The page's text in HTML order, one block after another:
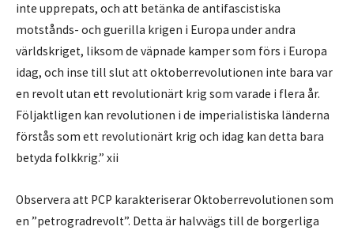
inte upprepats, och att betänka de antifascistiska
motstånds- och guerilla krigen i Europa under andra
världskriget, liksom de väpnade kamper som förs i Europa
idag, och inse till slut att oktoberrevolutionen inte bara var
en revolt utan ett revolutionärt krig som varade i flera år.
Följaktligen kan revolutionen i de imperialistiska länderna
förstås som ett revolutionärt krig och idag kan detta bara
betyda folkkrig.” xii
Observera att PCP karakteriserar Oktoberrevolutionen som
en ”petrogradrevolt”. Detta är halvvägs till de borgerliga